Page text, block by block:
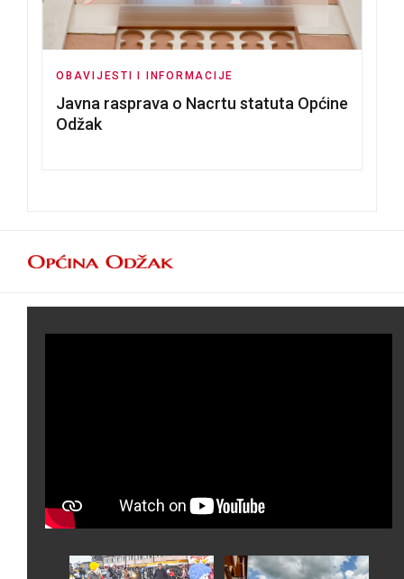
OBAVIJESTI I INFORMACIJE
Javna rasprava o Nacrtu statuta Općine
Odžak